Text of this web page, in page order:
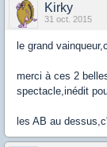
Kirky
31 oct. 2015
le grand
merci à ces 2
spectacle,inédit
les AB au